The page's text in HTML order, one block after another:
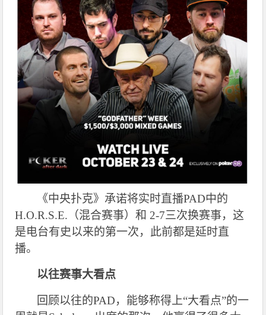
《中央扑克》承诺将实时直播PAD中的
H.O.R.S.E.（混合赛事）和 2-7三次换赛事，这
是电台有史以来的第一次，此前都是延时直
播。
以往赛事大看点
回顾以往的PAD，能够称得上“大看点”的一